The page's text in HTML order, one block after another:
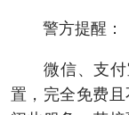
警方提醒：
微信、支付
置，完全免费